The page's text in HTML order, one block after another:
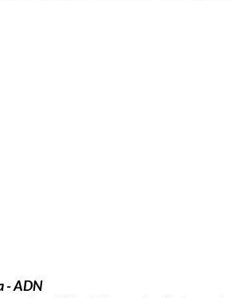
- ADN